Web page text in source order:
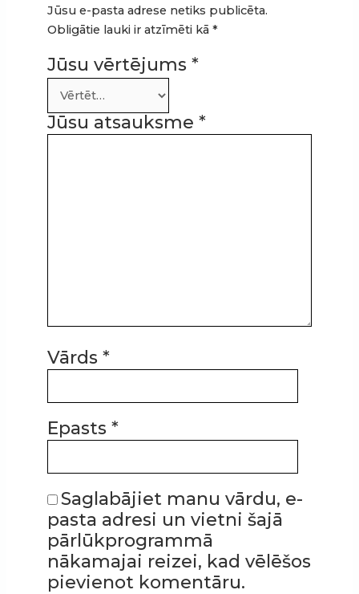
Jūsu e-pasta adrese netiks publicēta.
Obligātie lauki ir atzīmēti kā*
Jūsu vērtējums*
Jūsu atsauksme*
Vārds*
Epasts*
Saglabājiet manu vārdu, e-
pasta adresi un vietni šajā
pārlūkprogrammā
nākamajai reizei, kad vēlēšos
pievienot komentāru.